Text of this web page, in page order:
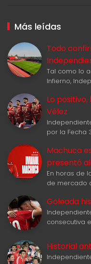
Más leídas
Todo
Tal como lo
Infierno,
Lo
Vélez
por la Fecha
Machuca
presentó
En horas de
de mercado
Goleada
consecutiva
Historial